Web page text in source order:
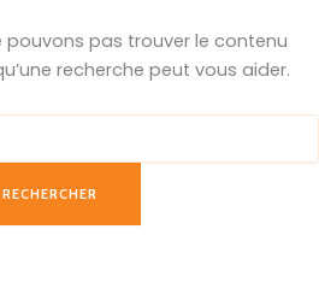
pouvons pas trouver le contenu
recherche peut vous aider.